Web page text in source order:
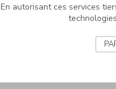
En autorisant ces services